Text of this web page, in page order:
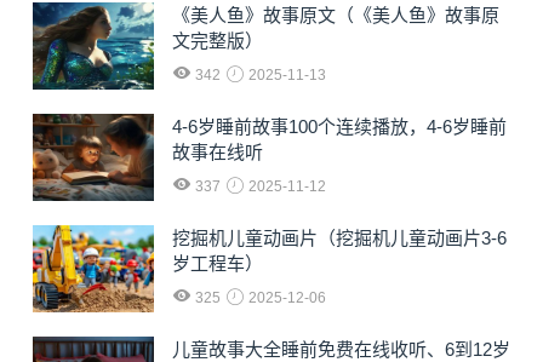
《美人鱼》故事原文（《美人鱼》故事原
文完整版）
342 2025-11-13
4-6岁睡前故事100个连续播放，4-6岁睡前
故事在线听
337 2025-11-12
挖掘机儿童动画片（挖掘机儿童动画片3-6
岁工程车）
325 2025-12-06
儿童故事大全睡前免费在线收听、6到12岁